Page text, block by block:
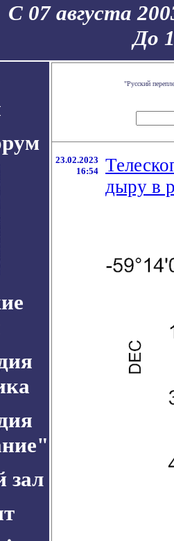
С 07 августа
До
зал
"Русский
23.02.2023
16:54
дыру в